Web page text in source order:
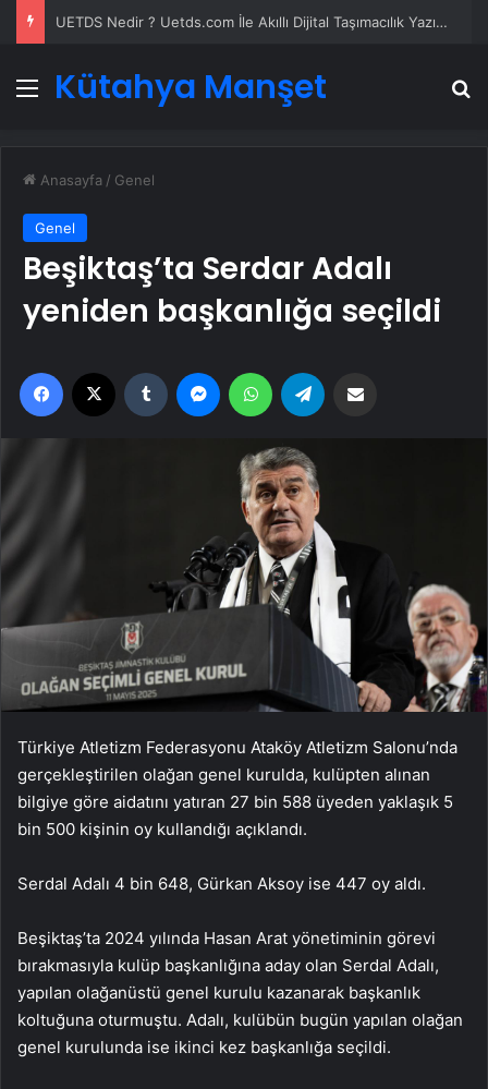
UETDS Nedir ? Uetds.com İle Akıllı Dijital Taşımacılık Yazılımı
Menü
Kütahya Manşet
Anasayfa / Genel
Genel
Beşiktaş’ta Serdar Adalı
yeniden başkanlığa seçildi
Facebook Tumblr MessengerWhatsApp
Türkiye Atletizm Federasyonu Ataköy Atletizm Salonu’nda
gerçekleştirilen olağan genel kurulda, kulüpten alınan
bilgiye göre aidatını yatıran 27 bin 588 üyeden yaklaşık 5
bin 500 kişinin oy kullandığı açıklandı.
Serdal Adalı 4 bin 648, Gürkan Aksoy ise 447 oy aldı.
Beşiktaş’ta 2024 yılında Hasan Arat yönetiminin görevi
bırakmasıyla kulüp başkanlığına aday olan Serdal Adalı,
yapılan olağanüstü genel kurulu kazanarak başkanlık
koltuğuna oturmuştu. Adalı, kulübün bugün yapılan olağan
genel kurulunda ise ikinci kez başkanlığa seçildi.